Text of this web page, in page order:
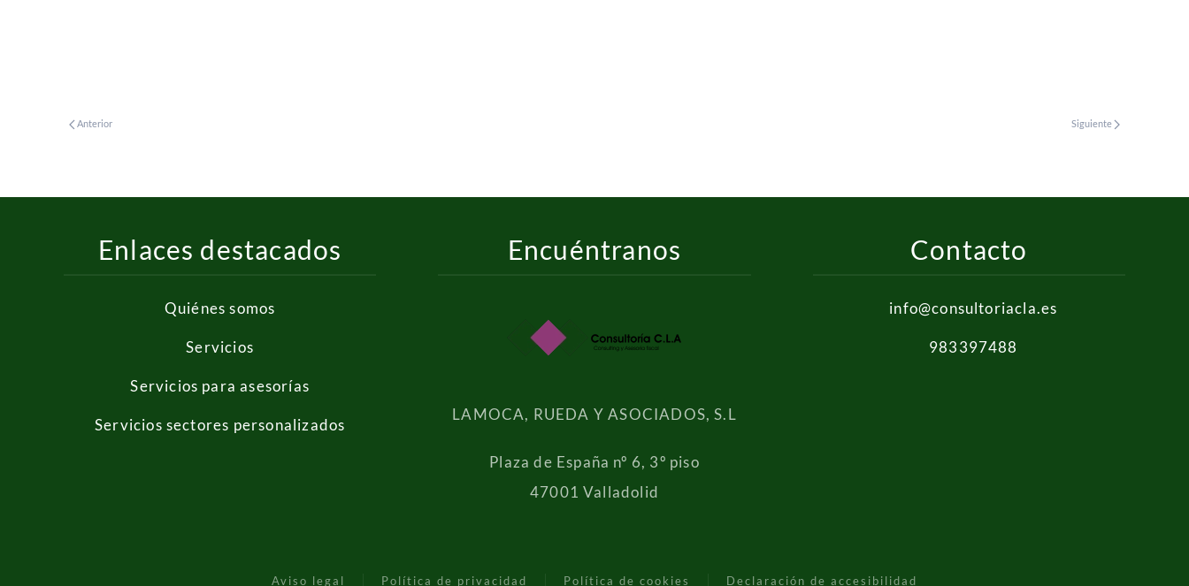
Anterior Siguiente
Enlaces destacados
Quiénes somos
Servicios
Servicios para asesorías
Servicios sectores personalizados
Encuéntranos
LAMOCA, RUEDA Y ASOCIADOS, S.L
Plaza de España nº 6, 3º piso
47001 Valladolid
Contacto
info@consultoriacla.es
983397488
Aviso legal Política de privacidad Política de cookies Declaración de accesibilidad